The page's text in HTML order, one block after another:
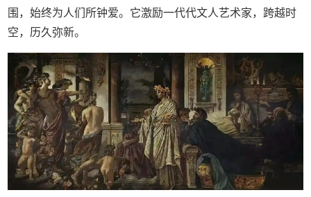
围，始终为人们所钟爱。它激励一代代文人艺术家，跨越时
空，历久弥新。